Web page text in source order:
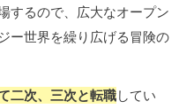
するので、広大なオープン
ー世界を繰り広げる冒険の
二次、三次と転職してい